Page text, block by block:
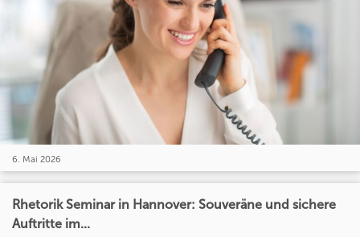
6. Mai 2026
Rhetorik Seminar in Hannover: Souveräne und sichere
Auftritte im...